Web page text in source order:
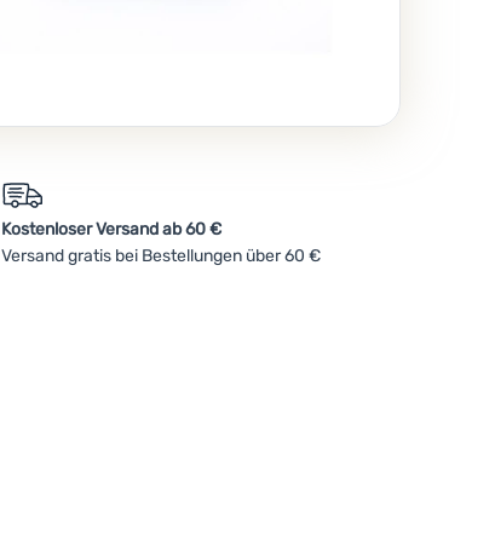
Kostenloser Versand ab 60 €
Versand gratis bei Bestellungen über 60 €